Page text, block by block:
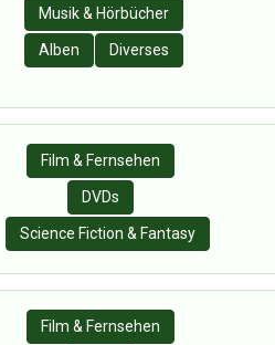
Musik & Hörbücher
Alben Diverses
Film & Fernsehen
DVDs
Science Fiction & Fantasy
Film & Fernsehen